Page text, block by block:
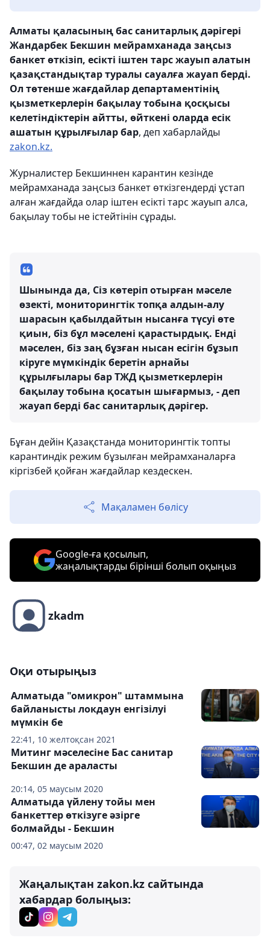
Алматы қаласының бас санитарлық дәрігері
Жандарбек Бекшин мейрамханада заңсыз
банкет өткізіп, есікті іштен тарс жауып алатын
қазақстандықтар туралы сауалға жауап берді.
Ол төтенше жағдайлар департаментінің
қызметкерлерін бақылау тобына қосқысы
келетіндіктерін айтты, өйткені оларда есік
ашатын құрылғылар бар, деп хабарлайды
zakon.kz.
Журналистер Бекшиннен карантин кезінде
мейрамханада заңсыз банкет өткізгендерді ұстап
алған жағдайда олар іштен есікті тарс жауып алса,
бақылау тобы не істейтінін сұрады.
Шынында да, Сіз көтеріп отырған мәселе
өзекті, мониторингтік топқа алдын-алу
шарасын қабылдайтын нысанға түсуі өте
қиын, біз бұл мәселені қарастырдық. Енді
мәселен, біз заң бұзған нысан есігін бұзып
кіруге мүмкіндік беретін арнайы
құрылғылары бар ТЖД қызметкерлерін
бақылау тобына қосатын шығармыз, - деп
жауап берді бас санитарлық дәрігер.
Бұған дейін Қазақстанда мониторингтік топты
карантиндік режим бұзылған мейрамханаларға
кіргізбей қойған жағдайлар кездескен.
Мақаламен бөлісу
Google-ға қосылып,
жаңалықтарды бірінші болып оқыңыз
zkadm
Оқи отырыңыз
22:41, 10 желтоқсан 2021
Алматыда "омикрон" штаммына
байланысты локдаун енгізілуі
мүмкін бе
20:14, 05 маусым 2020
Митинг мәселесіне Бас санитар
Бекшин де араласты
00:47, 02 маусым 2020
Алматыда үйлену тойы мен
банкеттер өткізуге әзірге
болмайды - Бекшин
Жаңалықтан zakon.kz сайтында
хабардар болыңыз: